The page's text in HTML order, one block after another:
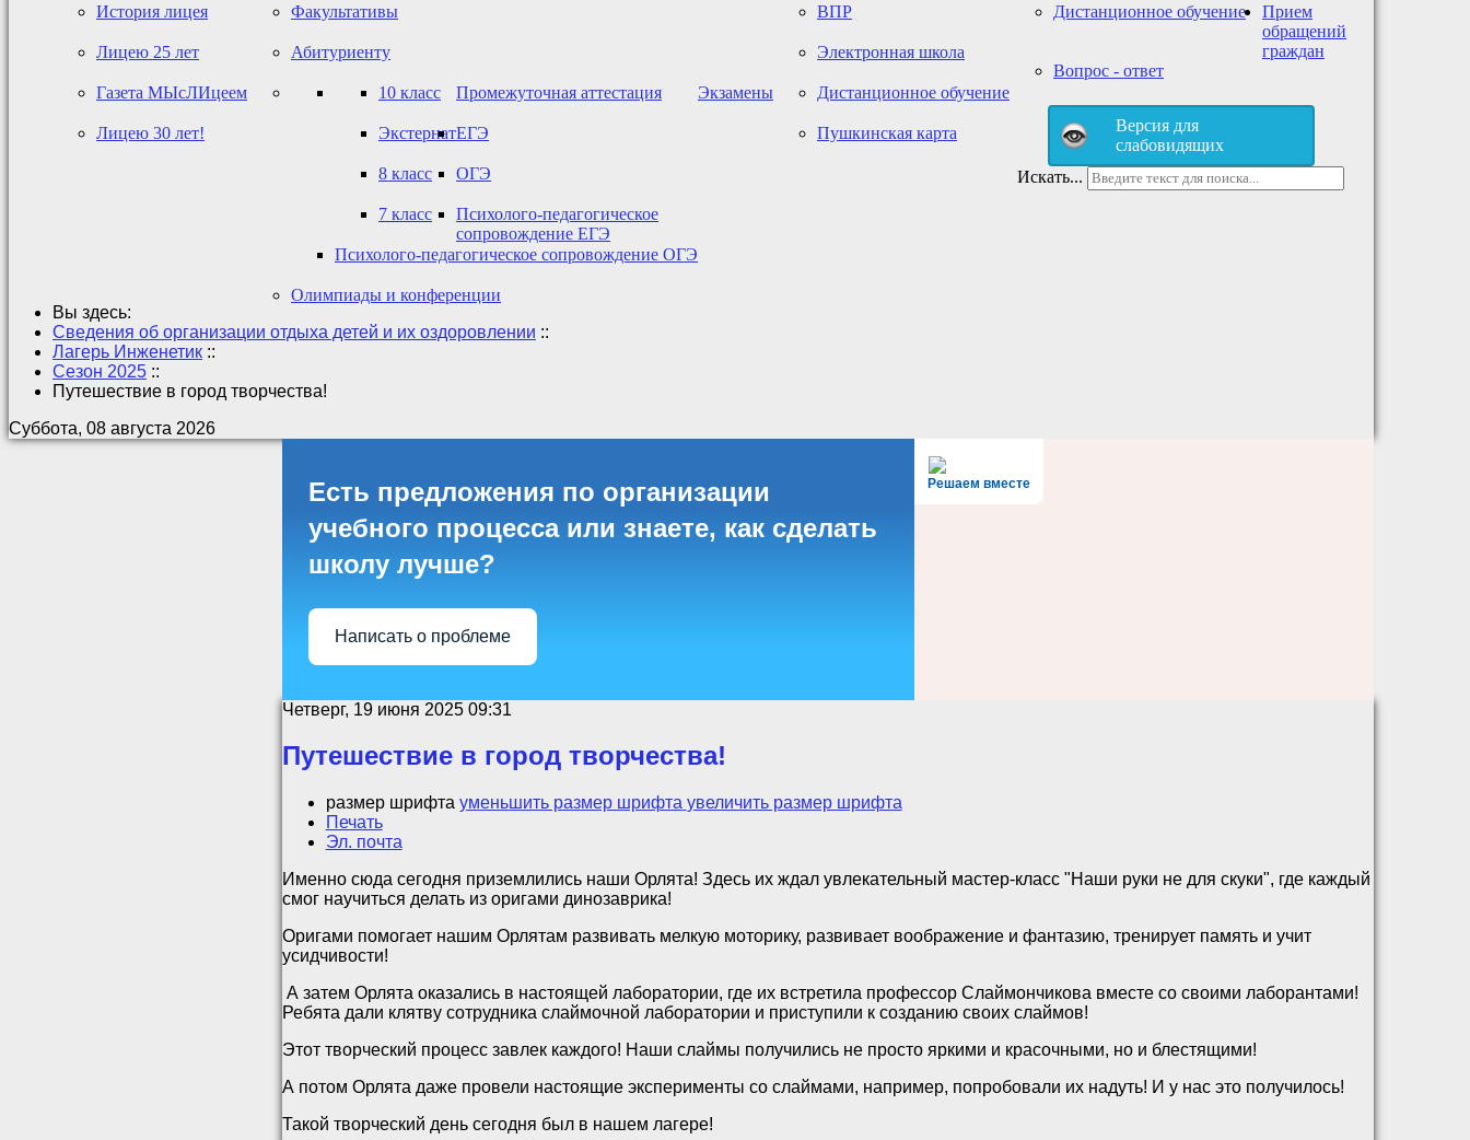
История лицея
Лицею 25 лет
Газета МЫсЛИцеем
Лицею 30 лет!
Факультативы
Абитуриенту
Экзамены
Промежуточная аттестация
10 класс
Экстернат
8 класс
7 класс
ЕГЭ
ОГЭ
Психолого-педагогическое
сопровождение ЕГЭ
Психолого-педагогическое сопровождение ОГЭ
Олимпиады и конференции
ВПР
Электронная школа
Дистанционное обучение
Пушкинская карта
Дистанционное обучение
Прием
обращений
граждан
Вопрос - ответ
Версия для
слабовидящих
Искать...
Вы здесь:
Сведения об организации отдыха детей и их оздоровлении ::
Лагерь Инженетик ::
Сезон 2025 ::
Путешествие в город творчества!
Суббота, 08 августа 2026
Решаем вместе
Есть предложения по организации
учебного процесса или знаете, как сделать
школу лучше?
Написать о проблеме
Четверг, 19 июня 2025 09:31
Путешествие в город творчества!
размер шрифта уменьшить размер шрифта увеличить размер шрифта
Печать
Эл. почта
Именно сюда сегодня приземлились наши Орлята! Здесь их ждал увлекательный мастер-класс "Наши руки не для скуки", где каждый
смог научиться делать из оригами динозаврика!
Оригами помогает нашим Орлятам развивать мелкую моторику, развивает воображение и фантазию, тренирует память и учит
усидчивости!
А затем Орлята оказались в настоящей лаборатории, где их встретила профессор Слаймончикова вместе со своими лаборантами!
Ребята дали клятву сотрудника слаймочной лаборатории и приступили к созданию своих слаймов!
Этот творческий процесс завлек каждого! Наши слаймы получились не просто яркими и красочными, но и блестящими!
А потом Орлята даже провели настоящие эксперименты со слаймами, например, попробовали их надуть! И у нас это получилось!
Такой творческий день сегодня был в нашем лагере!